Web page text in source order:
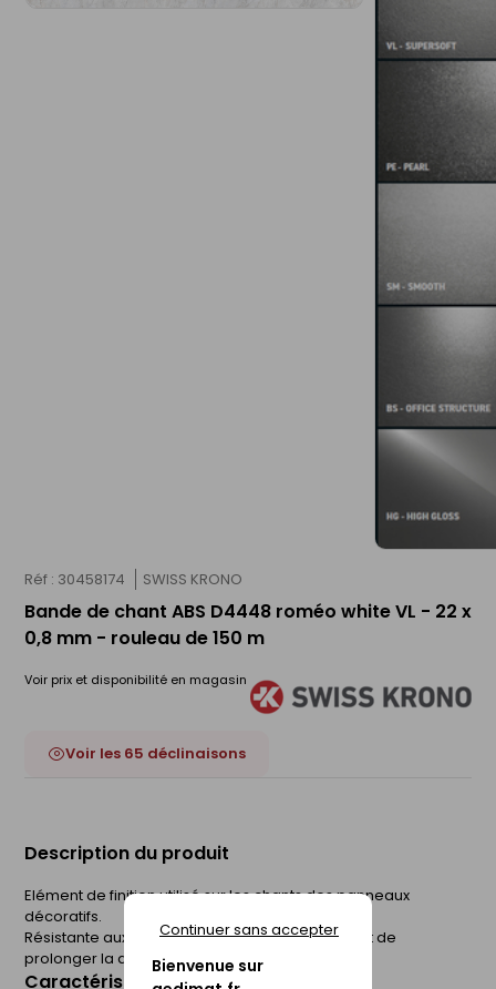
Bienvenue sur
Continuer sans accepter
Réf : 30458174 SWISS KRONO
Bande de chant ABS D4448 roméo white VL - 22 x
0,8 mm - rouleau de 150 m
Voir prix et disponibilité en magasin
Voir les 65 déclinaisons
Description du produit
Elément de finition utilisé sur les chants des panneaux
décoratifs.
Résistante aux chocs, la bande de chant permet de
prolonger la durée de vie du panneau.
Caractéristiques du produit